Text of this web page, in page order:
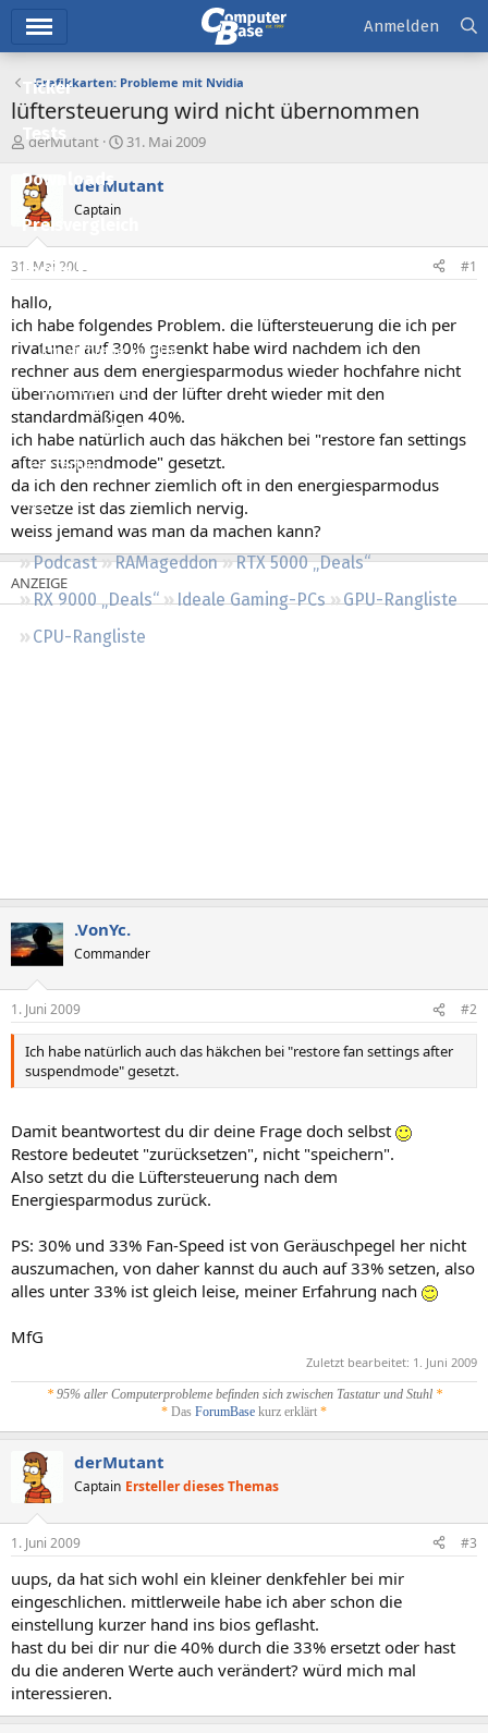
Ticker
Tests
Downloads
Preisvergleich
Forum
Aktuelles
Empfohlene Inhalte
Neue Beiträge
Neueste Aktivitäten
Leserartikel
Regeln
Podcast RAMageddon
RTX 5000 „Deals“
RX 9000 „Deals“
Ideale Gaming-PCs
GPU-Rangliste
CPU-Rangliste
Anmelden
Grafikkarten: Probleme mit Nvidia
lüftersteuerung wird nicht übernommen
E
s
t
e
e
r
derMutant
E
s
t
m
31. Mai 2009
derMutant
Captain
31. Mai 2009 #1
hallo,
ich habe folgendes Problem. die lüftersteuerung die ich per
rivatuner auf 30% gesenkt habe wird nachdem ich den
rechner aus dem energiesparmodus wieder hochfahre nicht
übernommen und der lüfter dreht wieder mit den
standardmäßigen 40%.
ich habe natürlich auch das häkchen bei "restore fan settings
after suspendmode" gesetzt.
da ich den rechner ziemlich oft in den energiesparmodus
versetze ist das ziemlich nervig.
weiss jemand was man da machen kann?
.VonYc.
Commander
1. Juni 2009 #2
Ich habe natürlich auch das häkchen bei "restore fan settings after
suspendmode" gesetzt.
Damit beantwortest du dir deine Frage doch selbst
Restore bedeutet "zurücksetzen", nicht "speichern".
Also setzt du die Lüftersteuerung nach dem
Energiesparmodus zurück.
PS: 30% und 33% Fan-Speed ist von Geräuschpegel her nicht
auszumachen, von daher kannst du auch auf 33% setzen, also
alles unter 33% ist gleich leise, meiner Erfahrung nach
MfG
Zuletzt bearbeitet: 1. Juni 2009
* 95% aller Computerprobleme befinden sich zwischen Tastatur und Stuhl *
* Das ForumBase kurz erklärt *
derMutant
Captain Ersteller dieses Themas
1. Juni 2009 #3
uups, da hat sich wohl ein kleiner denkfehler bei mir
eingeschlichen. mittlerweile habe ich aber schon die
einstellung kurzer hand ins bios geflasht.
hast du bei dir nur die 40% durch die 33% ersetzt oder hast
du die anderen Werte auch verändert? würd mich mal
interessieren.